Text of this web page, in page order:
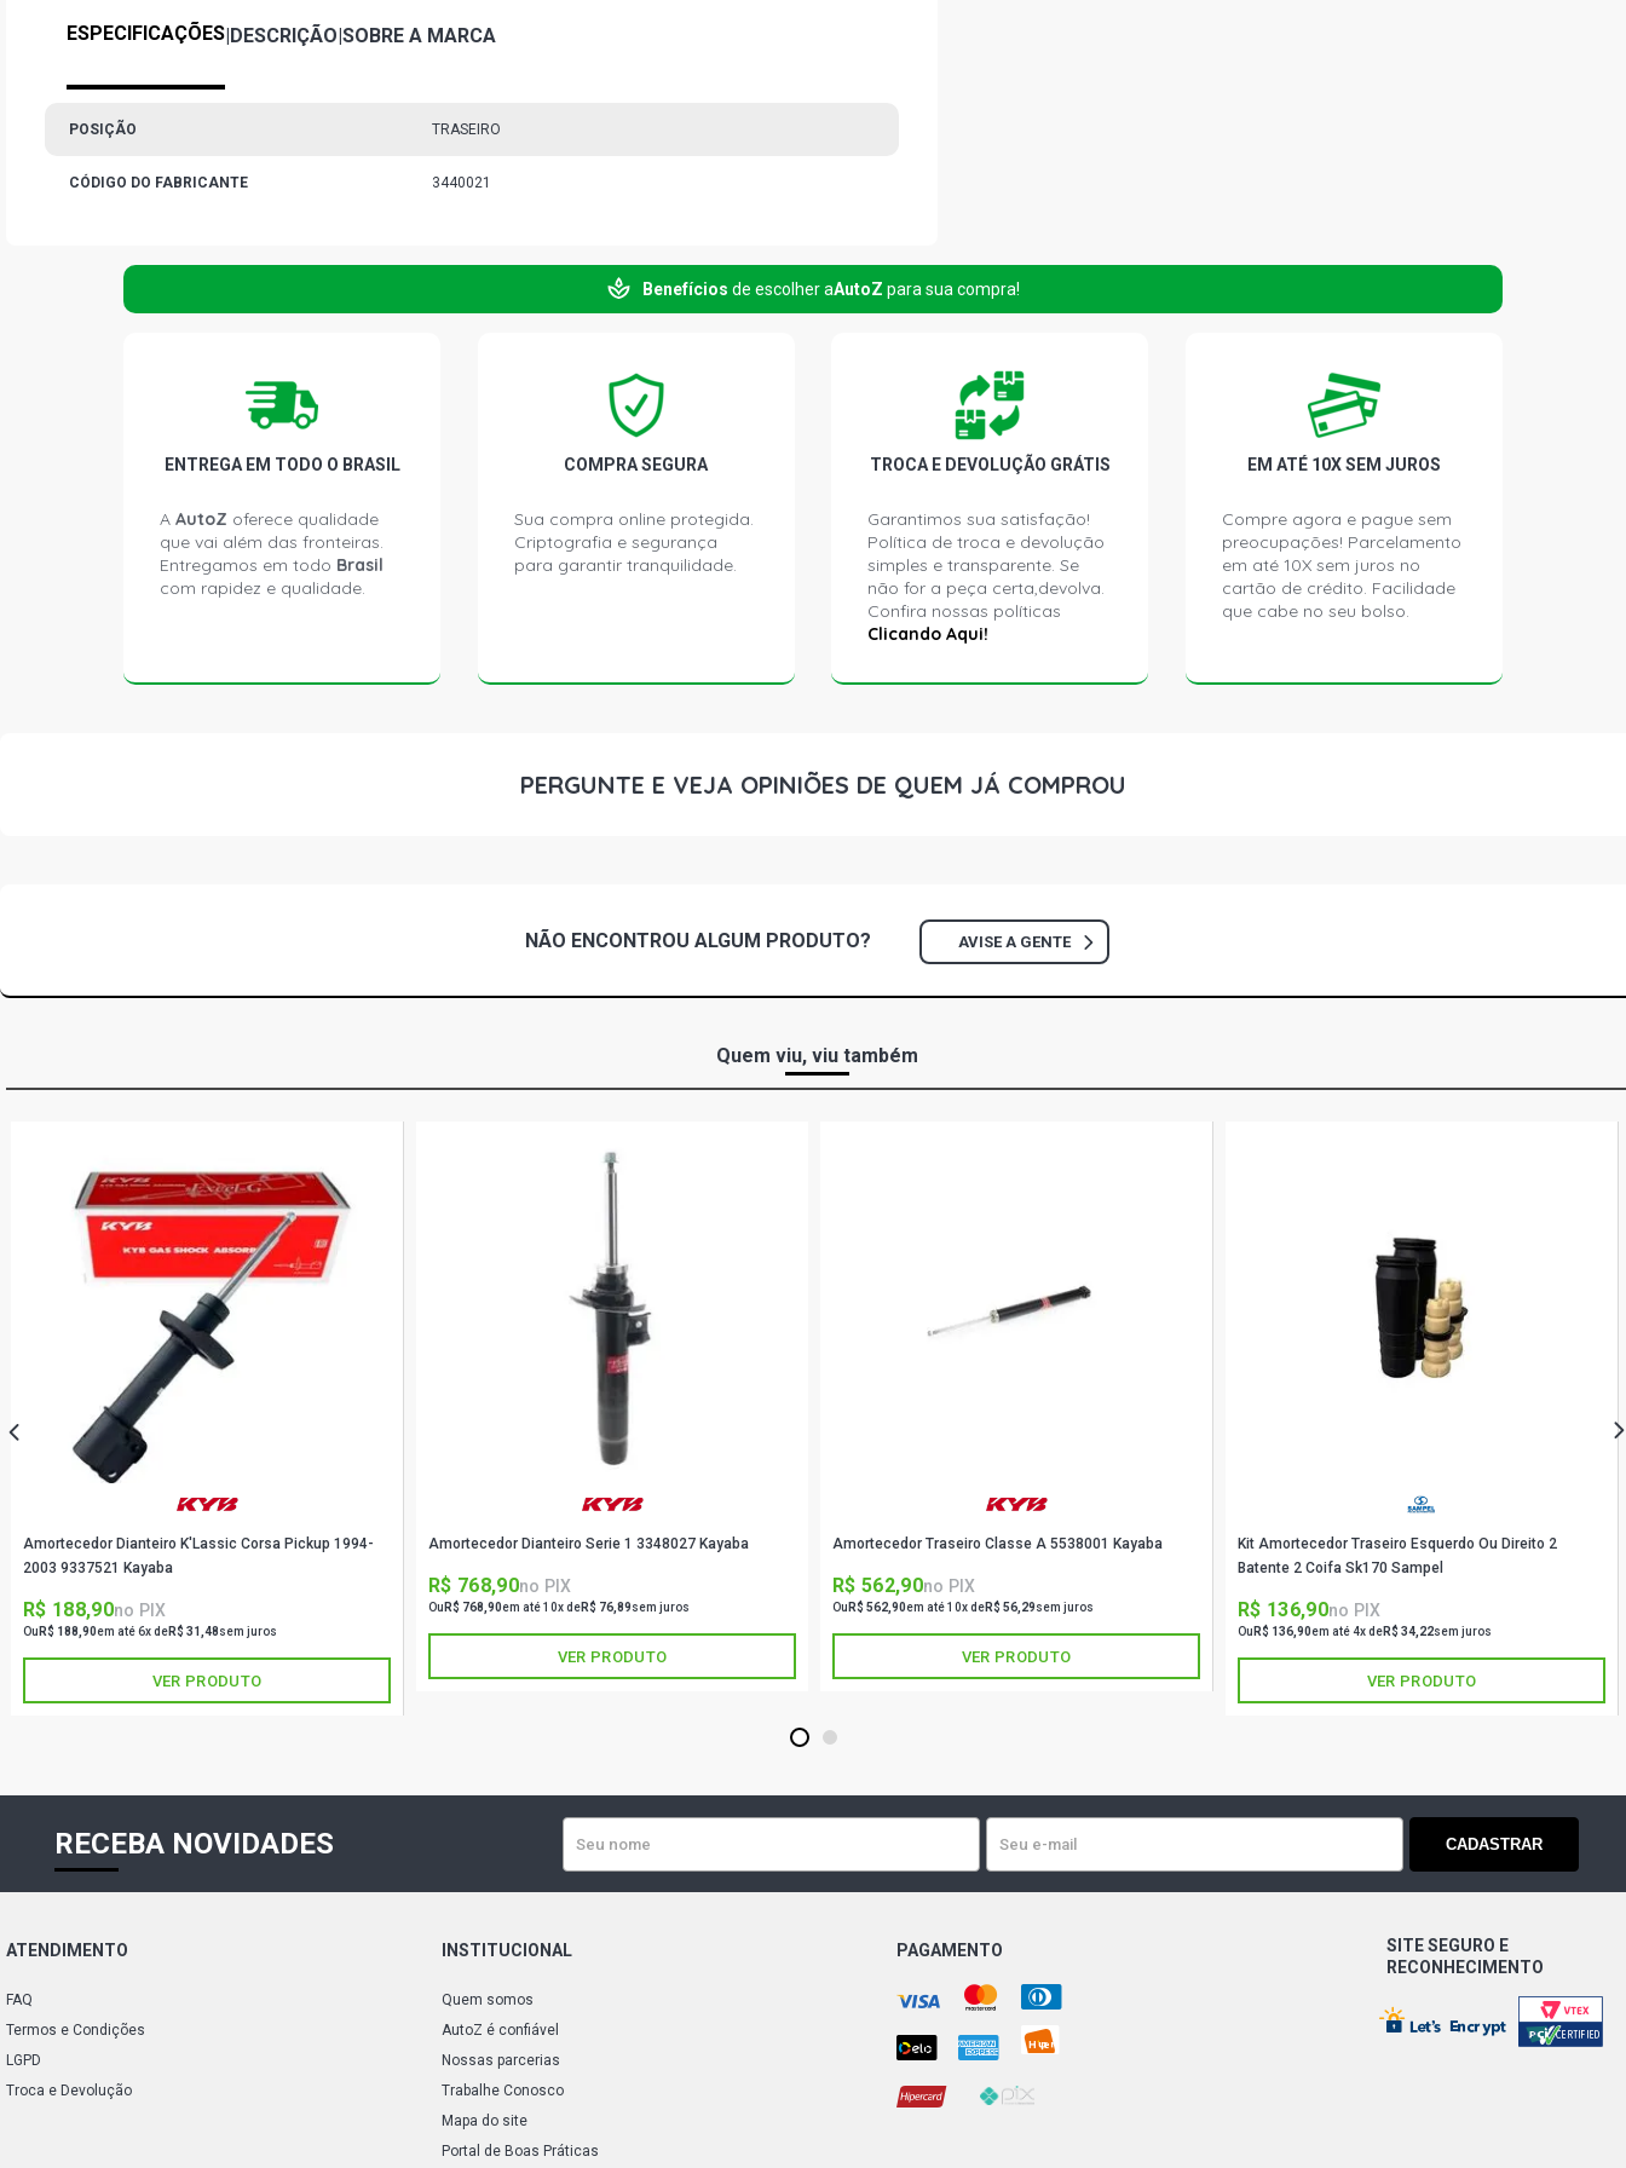
ESPECIFICAÇÕES|DESCRIÇÃO|SOBRE A MARCA
POSIÇÃO TRASEIRO
CÓDIGO DO FABRICANTE 3440021
Benefícios de escolher aAutoZ para sua compra!
ENTREGA EM TODO O BRASIL
A AutoZ oferece qualidade
que vai além das fronteiras.
Entregamos em todo Brasil
com rapidez e qualidade.
COMPRA SEGURA
Sua compra online protegida.
Criptografia e segurança
para garantir tranquilidade.
TROCA E DEVOLUÇÃO GRÁTIS
Garantimos sua satisfação!
Política de troca e devolução
simples e transparente. Se
não for a peça certa,devolva.
Confira nossas políticas
Clicando Aqui!
EM ATÉ 10X SEM JUROS
Compre agora e pague sem
preocupações! Parcelamento
em até 10X sem juros no
cartão de crédito. Facilidade
que cabe no seu bolso.
PERGUNTE E VEJA OPINIÕES DE QUEM JÁ COMPROU
NÃO ENCONTROU ALGUM PRODUTO? AVISE A GENTE
Quem viu, viu também
Amortecedor Dianteiro K'Lassic Corsa Pickup 1994-
2003 9337521 Kayaba
R$ 188,90no PIX
Ou R$ 188,90em até 6x deR$ 31,48sem juros
VER PRODUTO
Amortecedor Dianteiro Serie 1 3348027 Kayaba
R$ 768,90no PIX
Ou R$ 768,90em até 10x deR$ 76,89sem juros
VER PRODUTO
Amortecedor Traseiro Classe A 5538001 Kayaba
R$ 562,90no PIX
Ou R$ 562,90em até 10x deR$ 56,29sem juros
VER PRODUTO
Kit Amortecedor Traseiro Esquerdo Ou Direito 2
Batente 2 Coifa Sk170 Sampel
R$ 136,90no PIX
Ou R$ 136,90em até 4x deR$ 34,22sem juros
VER PRODUTO
1 2
RECEBA NOVIDADES CADASTRAR
ATENDIMENTO
FAQ
Termos e Condições
LGPD
Troca e Devolução
INSTITUCIONAL
Quem somos
AutoZ é confiável
Nossas parcerias
Trabalhe Conosco
Mapa do site
Portal de Boas Práticas
PAGAMENTO
SITE SEGURO E
RECONHECIMENTO